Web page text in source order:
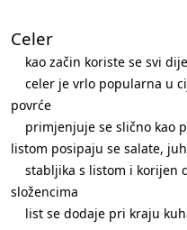
Celer
kao začin koriste se svi
celer je vrlo popularna u
povrće
primjenjuje se slično kao
listom posipaju se salate,
stabljika s listom i korijen
složencima
list se dodaje pri kraju